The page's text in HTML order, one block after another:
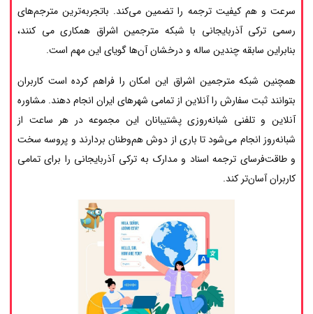
سرعت و هم کیفیت ترجمه را تضمین می‌کند. باتجربه‌ترین مترجم‌های
رسمی ترکی آذربایجانی با شبکه مترجمین اشراق همکاری می کنند،
بنابراین سابقه چندین ساله و درخشان آن‌ها گویای این مهم است.
همچنین شبکه مترجمین اشراق این امکان را فراهم کرده است کاربران
بتوانند ثبت سفارش را آنلاین از تمامی شهرهای ایران انجام دهند. مشاوره
آنلاین و تلفنی شبانه‌روزی پشتیبانان این مجموعه در هر ساعت از
شبانه‌روز انجام می‌شود تا باری از دوش هم‌وطنان بردارند و پروسه سخت
و طاقت‌فرسای ترجمه اسناد و مدارک به ترکی آذربایجانی را برای تمامی
کاربران آسان‌تر کند.